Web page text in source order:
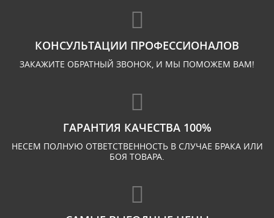
КОНСУЛЬТАЦИИ ПРОФЕССИОНАЛОВ
ЗАКАЖИТЕ ОБРАТНЫЙ ЗВОНОК, И МЫ ПОМОЖЕМ ВАМ!
ГАРАНТИЯ КАЧЕСТВА 100%
НЕСЕМ ПОЛНУЮ ОТВЕТСТВЕННОСТЬ В СЛУЧАЕ БРАКА ИЛИ
БОЯ ТОВАРА.